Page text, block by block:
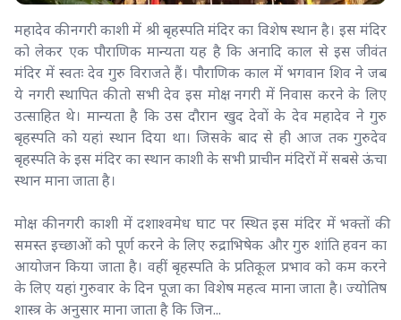
महादेव की नगरी काशी में श्री बृहस्पति मंदिर का विशेष स्थान है। इस मंदिर
को लेकर एक पौराणिक मान्यता यह है कि अनादि काल से इस जीवंत
मंदिर में स्वतः देव गुरु विराजते हैं। पौराणिक काल में भगवान शिव ने जब
ये नगरी स्थापित की तो सभी देव इस मोक्ष नगरी में निवास करने के लिए
उत्साहित थे। मान्यता है कि उस दौरान खुद देवों के देव महादेव ने गुरु
बृहस्पति को यहां स्थान दिया था। जिसके बाद से ही आज तक गुरुदेव
बृहस्पति के इस मंदिर का स्थान काशी के सभी प्राचीन मंदिरों में सबसे ऊंचा
स्थान माना जाता है।
मोक्ष की नगरी काशी में दशाश्वमेध घाट पर स्थित इस मंदिर में भक्तों की
समस्त इच्छाओं को पूर्ण करने के लिए रुद्राभिषेक और गुरु शांति हवन का
आयोजन किया जाता है। वहीं बृहस्पति के प्रतिकूल प्रभाव को कम करने
के लिए यहां गुरुवार के दिन पूजा का विशेष महत्व माना जाता है। ज्योतिष
शास्त्र के अनुसार माना जाता है कि जिन...